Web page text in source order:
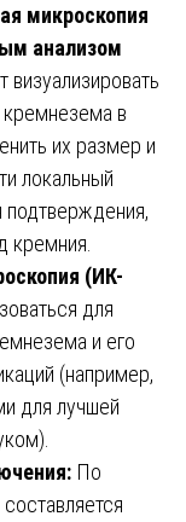
микроскопия
анализом
визуализировать
в
их размер и
локальный
подтверждения,
кремния.
(ИК-
для
и его
(например,
для лучшей
По